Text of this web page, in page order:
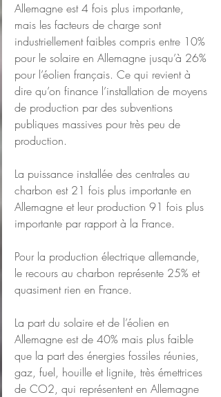
Allemagne est 4 fois plus importante,
mais les facteurs de charge sont
industriellement faibles compris entre 10%
pour le solaire en Allemagne jusqu’à 26%
pour l’éolien français. Ce qui revient à
dire qu’on finance l’installation de moyens
de production par des subventions
publiques massives pour très peu de
production.
La puissance installée des centrales au
charbon est 21 fois plus importante en
Allemagne et leur production 91 fois plus
importante par rapport à la France.
Pour la production électrique allemande,
le recours au charbon représente 25% et
quasiment rien en France.
La part du solaire et de l’éolien en
Allemagne est de 40% mais plus faible
que la part des énergies fossiles réunies,
gaz, fuel, houille et lignite, très émettrices
de CO2, qui représentent en Allemagne